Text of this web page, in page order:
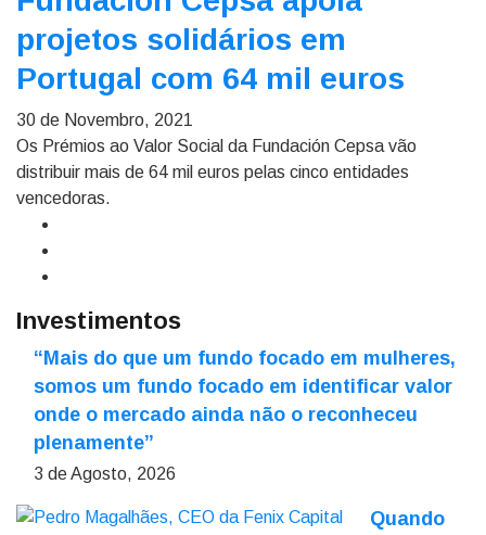
projetos solidários em
Portugal com 64 mil euros
30 de Novembro, 2021
Os Prémios ao Valor Social da Fundación Cepsa vão
distribuir mais de 64 mil euros pelas cinco entidades
vencedoras.
Investimentos
“Mais do que um fundo focado em mulheres,
somos um fundo focado em identificar valor
onde o mercado ainda não o reconheceu
plenamente”
3 de Agosto, 2026
Quando